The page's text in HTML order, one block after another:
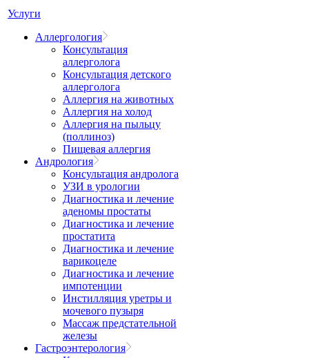
Услуги
Аллергология
Консультация
аллерголога
Консультация детского
аллерголога
Аллергия на животных
Аллергия на холод
Аллергия на пыльцу
(поллиноз)
Пищевая аллергия
Андрология
Консультация андролога
УЗИ в урологии
Диагностика и лечение
аденомы простаты
Диагностика и лечение
простатита
Диагностика и лечение
варикоцеле
Диагностика и лечение
импотенции
Инстилляция уретры и
мочевого пузыря
Массаж предстательной
железы
Гастроэнтерология